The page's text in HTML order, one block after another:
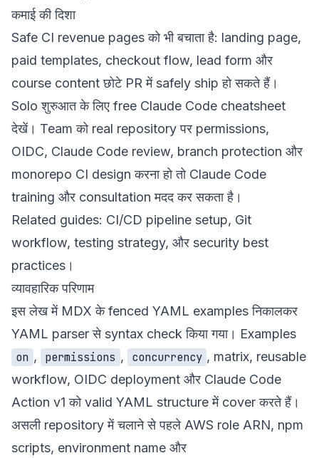
कमाई की दिशा
Safe CI revenue pages को भी बचाता है: landing page,
paid templates, checkout flow, lead form और
course content छोटे PR में safely ship हो सकते हैं।
Solo शुरुआत के लिए free Claude Code cheatsheet
देखें। Team को real repository पर permissions,
OIDC, Claude Code review, branch protection और
monorepo CI design करना हो तो Claude Code
training और consultation मदद कर सकता है।
Related guides: CI/CD pipeline setup, Git
workflow, testing strategy, और security best
practices ।
व्यावहारिक परिणाम
इस लेख में MDX के fenced YAML examples निकालकर
YAML parser से syntax check किया गया। Examples
on , permissions , concurrency , matrix, reusable
workflow, OIDC deployment और Claude Code
Action v1 को valid YAML structure में cover करते हैं।
असली repository में चलाने से पहले AWS role ARN, npm
scripts, environment name और